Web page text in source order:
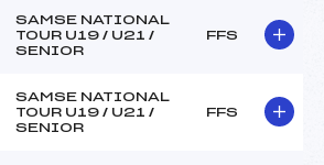
SAMSE NATIONAL
TOUR U19 / U21 /
SENIOR
FFS
SAMSE NATIONAL
TOUR U19 / U21 /
SENIOR
FFS